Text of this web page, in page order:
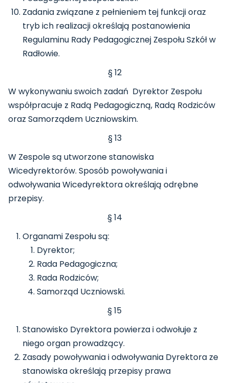
Zadania związane z pełnieniem tej funkcji oraz
tryb ich realizacji określają postanowienia
Regulaminu Rady Pedagogicznej Zespołu Szkół w
Radłowie.
§ 12
W wykonywaniu swoich zadań Dyrektor Zespołu
współpracuje z Radą Pedagogiczną, Radą Rodziców
oraz Samorządem Uczniowskim.
§ 13
W Zespole są utworzone stanowiska
Wicedyrektorów. Sposób powoływania i
odwoływania Wicedyrektora określają odrębne
przepisy.
§ 14
Organami Zespołu są:
Dyrektor;
Rada Pedagogiczna;
Rada Rodziców;
Samorząd Uczniowski.
§ 15
Stanowisko Dyrektora powierza i odwołuje z
niego organ prowadzący.
Zasady powoływania i odwoływania Dyrektora ze
stanowiska określają przepisy prawa